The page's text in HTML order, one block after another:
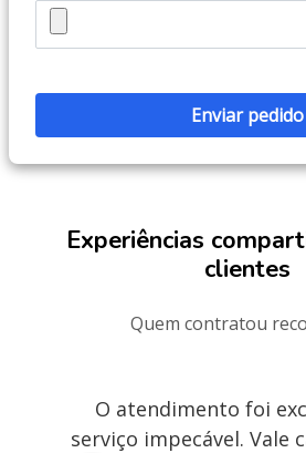
Experiências
clientes
Quem contratou
O atendimento foi
serviço impecável. Vale